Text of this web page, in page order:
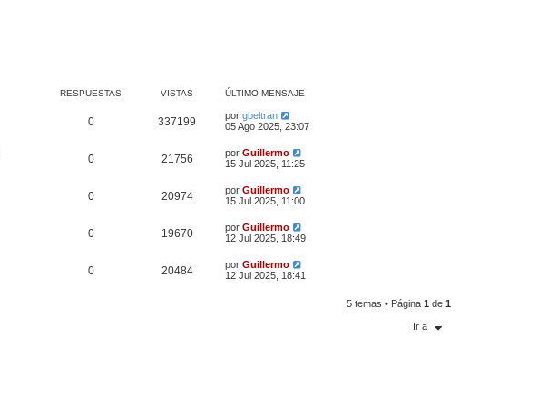
RESPUESTAS VISTAS ÚLTIMO MENSAJE
0 337199 por gbeltran
05 Ago 2025, 23:07
0 21756 por Guillermo
15 Jul 2025, 11:25
0 20974 por Guillermo
15 Jul 2025, 11:00
0 19670 por Guillermo
12 Jul 2025, 18:49
0 20484 por Guillermo
12 Jul 2025, 18:41
5 temas • Página 1 de 1
Ir a